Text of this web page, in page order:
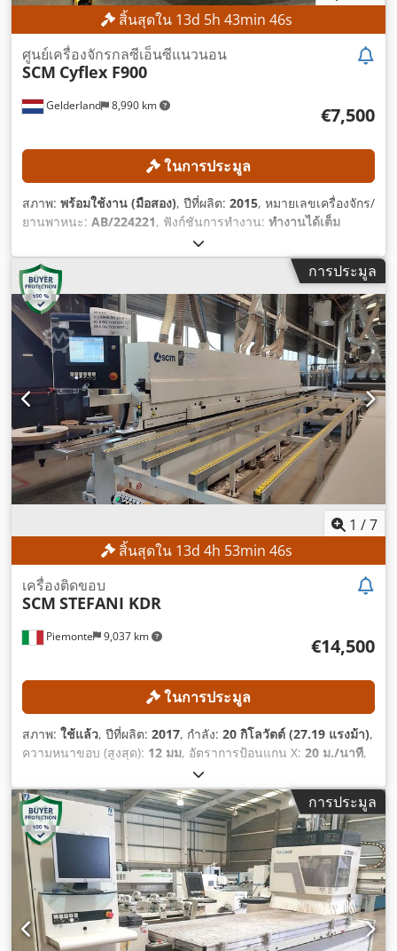
สิ้นสุดใน 13d 5h 43min 44s
Gelderland 8,990 km
ศูนย์เครื่องจักรกลซีเอ็นซีแนวนอน
SCM Cyflex F900
€7,500
ในการประมูล
สภาพ: พร้อมใช้งาน (มือสอง), ปีที่ผลิต: 2015, หมายเลขเครื่องจักร/
ยานพาหนะ: AB/224221, ฟังก์ชันการทำงาน: ทำงานได้เต็ม
, ชั่วโมงการทำงาน:19,402 h
ทำงาน:900 มม, ความเร็วสูงสุดของแกนมิลลิ่ง:18,000 รอบ/นาที,
ความยาวทำงาน:
เครื่องหมาย CE การประมูล
1 /7
สิ้นสุดใน 13d 4h 53min 44s
Piemonte 9,037 km
เครื่องติดขอบ
SCM STEFANI KDR
€14,500
ในการประมูล
สภาพ: ใช้แล้ว, ปีที่ผลิต: 2017, กำลัง: 20 กิโลวัตต์ (27.19 แรงม้า),
ความหนาขอบ (สูงสุด): 12 มม, อัตราการป้อนแกน X: 20 ม./นาที,
การประมูล